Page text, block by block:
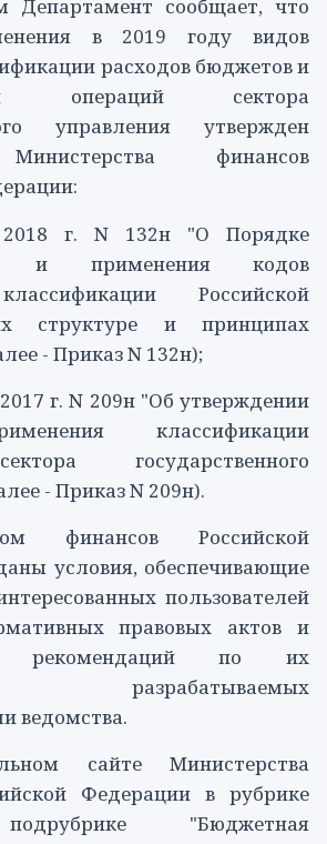
Департамент сообщает, что
в 2019 году видов
расходов бюджетов и
операций сектора
управления утвержден
финансов
г.N 132н "О Порядке
и применения кодов
Российской
структуре и принципах
- Приказ N 132н);
г.N 209н"Об утверждении
классификации
государственного
- Приказ N 209н).
финансов Российской
условия, обеспечивающие
пользователей
правовых актов и
рекомендаций по их
разрабатываемых
ведомства.
сайте Министерства
Федерации в рубрике
"Бюджетная